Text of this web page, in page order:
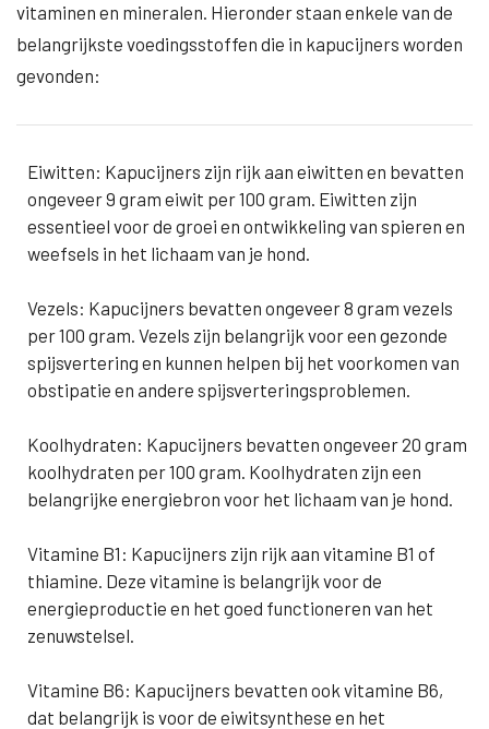
vitaminen en mineralen. Hieronder staan enkele van de
belangrijkste voedingsstoffen die in kapucijners worden
gevonden:
Eiwitten: Kapucijners zijn rijk aan eiwitten en bevatten
ongeveer 9 gram eiwit per 100 gram. Eiwitten zijn
essentieel voor de groei en ontwikkeling van spieren en
weefsels in het lichaam van je hond.
Vezels: Kapucijners bevatten ongeveer 8 gram vezels
per 100 gram. Vezels zijn belangrijk voor een gezonde
spijsvertering en kunnen helpen bij het voorkomen van
obstipatie en andere spijsverteringsproblemen.
Koolhydraten: Kapucijners bevatten ongeveer 20 gram
koolhydraten per 100 gram. Koolhydraten zijn een
belangrijke energiebron voor het lichaam van je hond.
Vitamine B1: Kapucijners zijn rijk aan vitamine B1 of
thiamine. Deze vitamine is belangrijk voor de
energieproductie en het goed functioneren van het
zenuwstelsel.
Vitamine B6: Kapucijners bevatten ook vitamine B6,
dat belangrijk is voor de eiwitsynthese en het